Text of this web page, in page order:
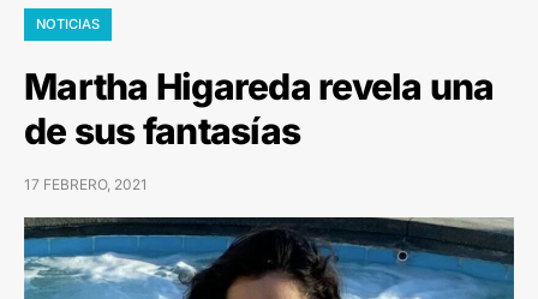
NOTICIAS
Martha Higareda revela una
de sus fantasías
17 FEBRERO, 2021